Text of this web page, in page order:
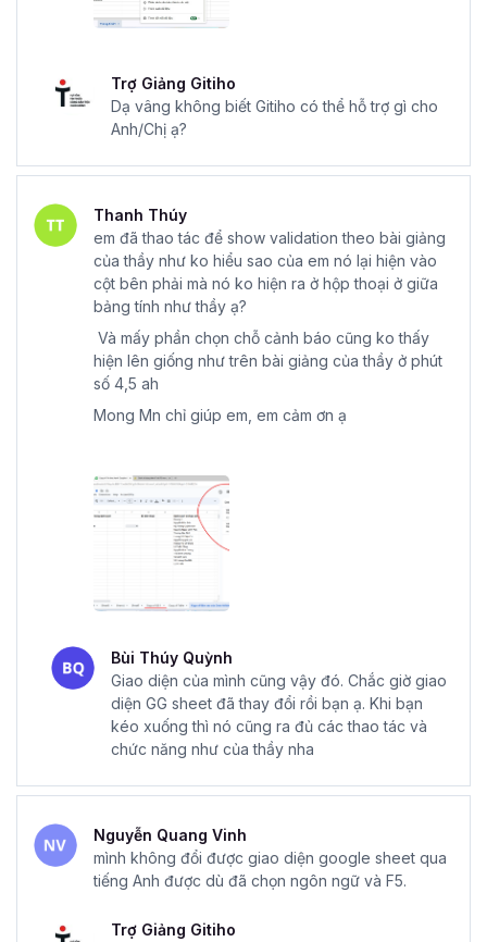
Trợ Giảng Gitiho
Dạ vâng không biết Gitiho có thể hỗ trợ gì cho
Anh/Chị ạ?
Thanh Thúy
em đã thao tác để show validation theo bài giảng
của thầy như ko hiểu sao của em nó lại hiện vào
cột bên phải mà nó ko hiện ra ở hộp thoại ở giữa
bảng tính như thầy ạ?
Và mấy phần chọn chỗ cảnh báo cũng ko thấy
hiện lên giống như trên bài giảng của thầy ở phút
số 4,5 ah
Mong Mn chỉ giúp em, em cảm ơn ạ
Bùi Thúy Quỳnh
Giao diện của mình cũng vậy đó. Chắc giờ giao
diện GG sheet đã thay đổi rồi bạn ạ. Khi bạn
kéo xuống thì nó cũng ra đủ các thao tác và
chức năng như của thầy nha
Nguyễn Quang Vinh
mình không đổi được giao diện google sheet qua
tiếng Anh được dù đã chọn ngôn ngữ và F5.
Trợ Giảng Gitiho